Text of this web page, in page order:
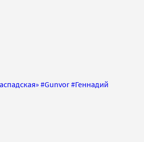
#Gunvor#Геннадий